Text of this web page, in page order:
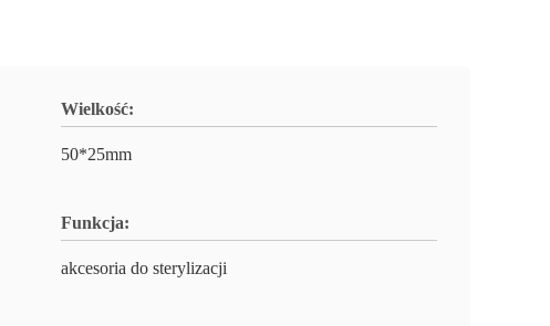
Wielkość:
50*25mm
Funkcja:
akcesoria do sterylizacji